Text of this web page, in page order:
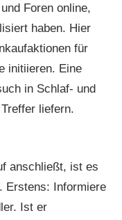
Foren online,
haben. Hier
für
initiieren. Eine
in Schlaf- und
liefern.
anschließt, ist es
Erstens: Informiere
Ist er